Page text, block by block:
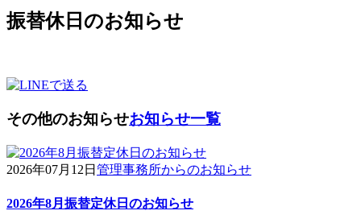
振替休日のお知らせ
その他のお知らせお知らせ一覧
2026年07月12日 管理事務所からのお知らせ
2026年8月振替定休日のお知らせ